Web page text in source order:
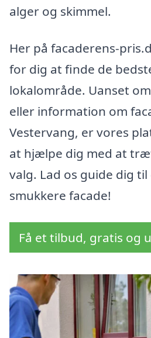
alger og skimmel.
Her på facaderens-
for dig at finde de
lokalområde. Uanset
eller information om
Vestervang, er vores
at hjælpe dig med at
valg. Lad os guide dig
smukkere facade!
Få et tilbud, gratis og